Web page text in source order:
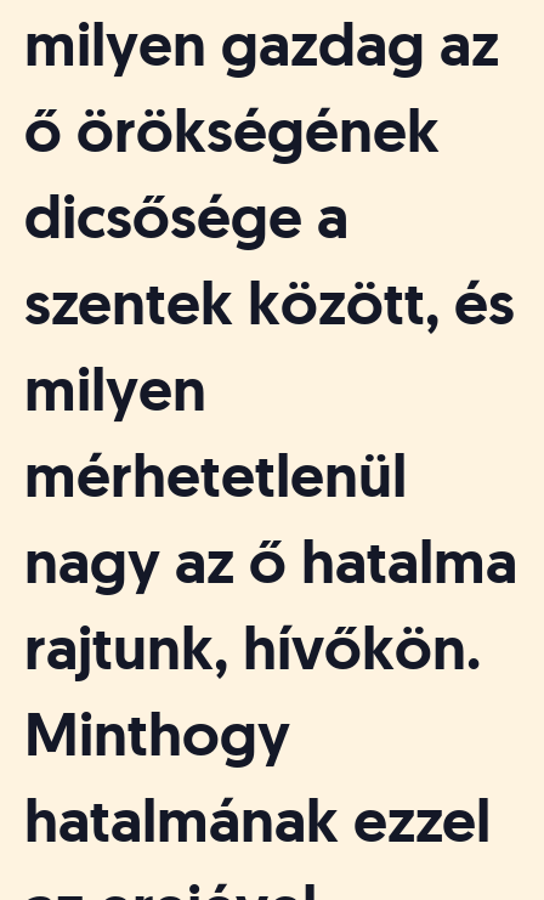
milyen gazdag az
ő örökségének
dicsősége a
szentek között, és
milyen
mérhetetlenül
nagy az ő hatalma
rajtunk, hívőkön.
Minthogy
hatalmának ezzel